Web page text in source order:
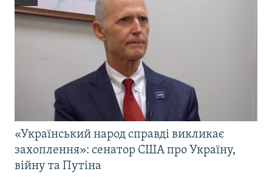
«Український народ справді викликає
захоплення»: сенатор США про Україну,
війну та Путіна